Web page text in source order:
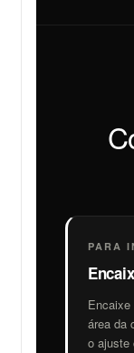
PARA
Encaixe
área da
o ajuste